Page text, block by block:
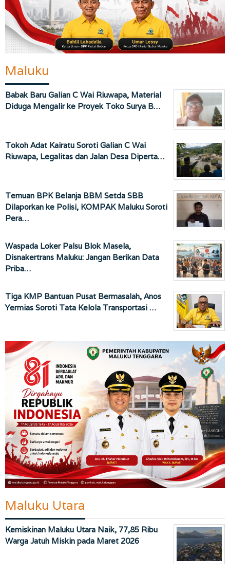
Maluku
Babak Baru Galian C Wai Riuwapa, Material
Diduga Mengalir ke Proyek Toko Surya B…
Tokoh Adat Kairatu Soroti Galian C Wai
Riuwapa, Legalitas dan Jalan Desa Diperta…
Temuan BPK Belanja BBM Setda SBB
Dilaporkan ke Polisi, KOMPAK Maluku Soroti
Pera…
Waspada Loker Palsu Blok Masela,
Disnakertrans Maluku: Jangan Berikan Data
Priba…
Tiga KMP Bantuan Pusat Bermasalah, Anos
Yermias Soroti Tata Kelola Transportasi …
Maluku Utara
Kemiskinan Maluku Utara Naik, 77,85 Ribu
Warga Jatuh Miskin pada Maret 2026